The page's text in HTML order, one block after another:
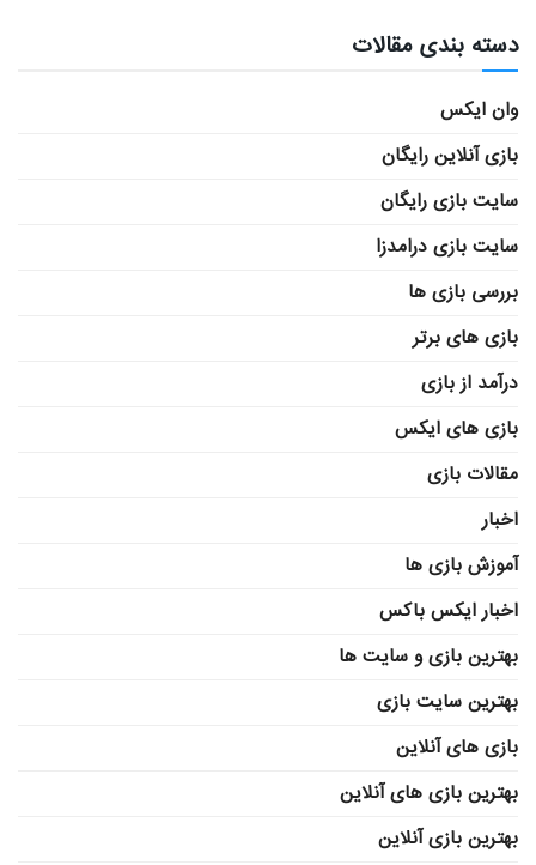
دسته بندی مقالات
وان ایکس
بازی آنلاین رایگان
سایت بازی رایگان
سایت بازی درامدزا
بررسی بازی ها
بازی های برتر
درآمد از بازی
بازی های ایکس
مقالات بازی
اخبار
آموزش بازی ها
اخبار ایکس باکس
بهترین بازی و سایت ها
بهترین سایت بازی
بازی های آنلاین
بهترین بازی های آنلاین
بهترین بازی آنلاین